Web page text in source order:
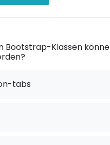
Bootstrap-Klassen
tabs